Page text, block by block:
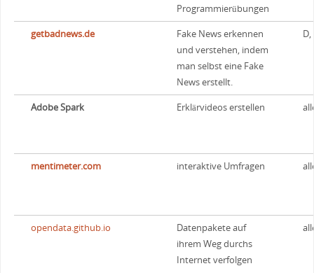
Programmierübungen
getbadnews.de
Fake News erkennen
und verstehen, indem
man selbst eine Fake
News erstellt.
D,
Adobe Spark Erklärvideos erstellen
mentimeter.com interaktive Umfragen
opendata.github.io
Datenpakete auf
ihrem Weg durchs
Internet verfolgen